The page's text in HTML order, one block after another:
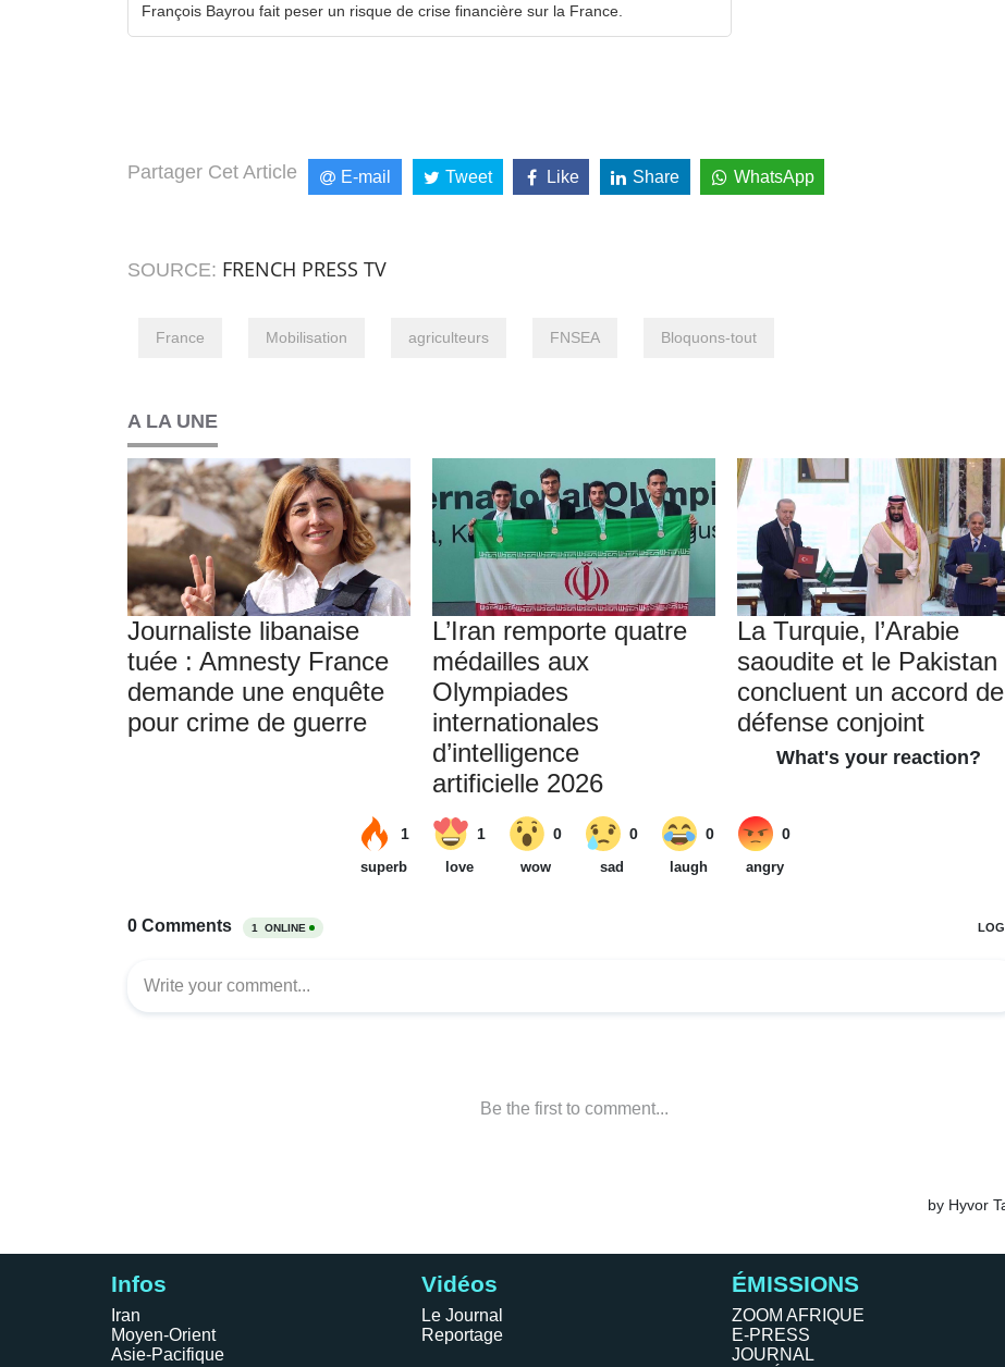
François Bayrou fait peser un risque de crise financière sur la France.
Partager Cet Article E-mail Tweet Like Share WhatsApp
SOURCE: FRENCH PRESS TV
France Mobilisation agriculteurs FNSEA Bloquons-tout
A LA UNE
Journaliste libanaise
tuée : Amnesty France
demande une enquête
pour crime de guerre
L’Iran remporte quatre
médailles aux
Olympiades
internationales
d’intelligence
artificielle 2026
La Turquie, l’Arabie
saoudite et le Pakistan
concluent un accord de
défense conjoint
Infos
Iran
Moyen-Orient
Asie-Pacifique
Vidéos
Le Journal
Reportage
ÉMISSIONS
ZOOM AFRIQUE
E-PRESS
JOURNAL